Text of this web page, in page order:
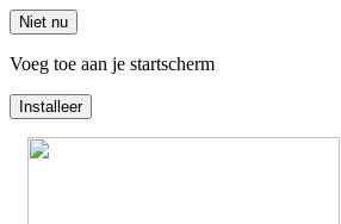
Niet nu
Voeg toe aan je startscherm
Installeer